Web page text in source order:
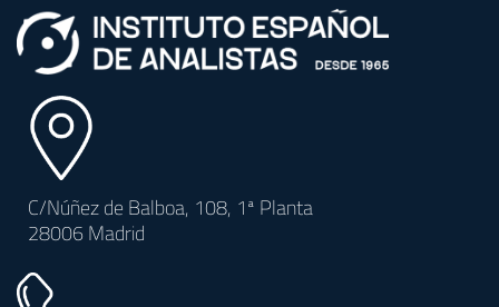
C/Núñez de Balboa, 108, 1ª Planta
28006 Madrid